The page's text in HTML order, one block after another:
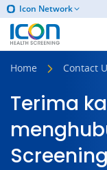
Icon Network
Home Contact
Terima